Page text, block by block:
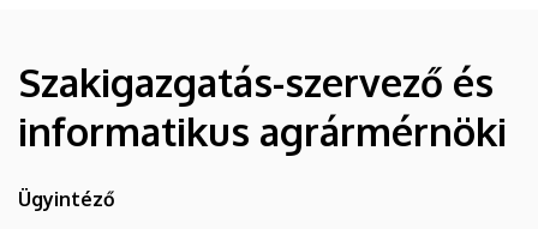
agrármérnöki
Gazdaságtudományi
Kar
Szakigazgatás-szervező és
informatikus agrármérnöki
Ügyintéző